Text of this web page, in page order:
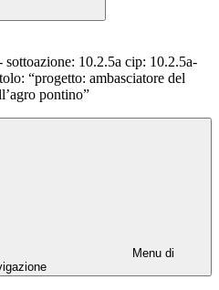
sottoazione: 10.2.5a cip: 10.2.5a-
“progetto: ambasciatore del
pontino”
Menu di